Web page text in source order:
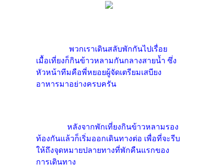
พวกเราเดินสลับพักกันไปเรื่อย
เมื้อเที่ยงก็กินข้าวหลามกันกลางสายน้ำ ซึ่ง
หัวหน้าทีมคือพี่หยอยผู้จัดเตรียมเสบียง
อาหารมาอย่างครบครัน
หลังจากพักเที่ยงกินข้าวหลามรอง
ท้องกันแล้วก็เริ่มออกเดินทางต่อ เพื่อที่จะรีบ
ให้ถึงจุดหมายปลายทางที่พักคืนแรกของ
การเดินทาง